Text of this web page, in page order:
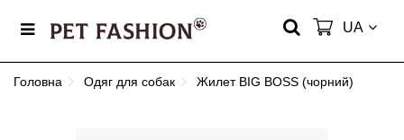
UA
Головна Одяг для собак Жилет BIG BOSS (чорний)